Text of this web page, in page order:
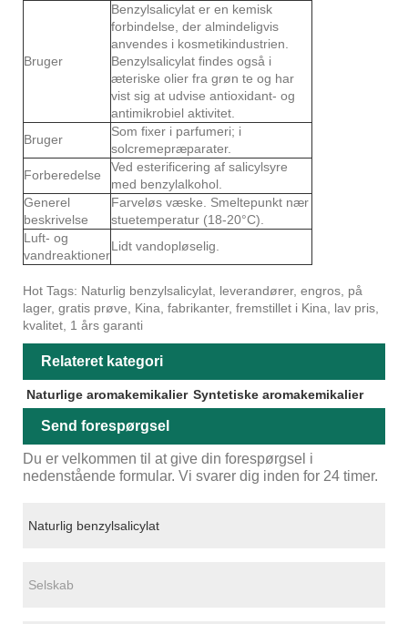
Bruger
Benzylsalicylat er en kemisk
forbindelse, der almindeligvis
anvendes i kosmetikindustrien.
Benzylsalicylat findes også i
æteriske olier fra grøn te og har
vist sig at udvise antioxidant- og
antimikrobiel aktivitet.
Bruger
Som fixer i parfumeri; i
solcremepræparater.
Forberedelse
Ved esterificering af salicylsyre
med benzylalkohol.
Generel
beskrivelse
Farveløs væske. Smeltepunkt nær
stuetemperatur (18-20°C).
Luft- og
vandreaktioner
Lidt vandopløselig.
Hot Tags: Naturlig benzylsalicylat, leverandører, engros, på
lager, gratis prøve, Kina, fabrikanter, fremstillet i Kina, lav pris,
kvalitet, 1 års garanti
Relateret kategori
Naturlige aromakemikalier Syntetiske aromakemikalier
Send forespørgsel
Du er velkommen til at give din forespørgsel i
nedenstående formular. Vi svarer dig inden for 24 timer.